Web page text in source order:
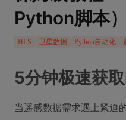
Python脚本）
HLS 卫星数据 Python自动化
5分钟极速获
当遥感数据需求遇上紧迫